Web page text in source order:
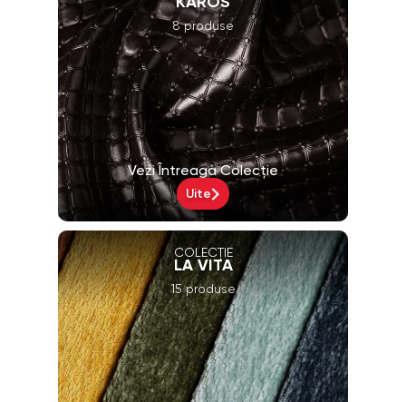
8 produse
Vezi Întreaga Colecție
Uite
COLECȚIE
LA VITA
15 produse